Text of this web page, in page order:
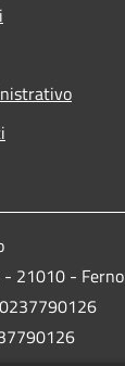
- 21010 - Ferno